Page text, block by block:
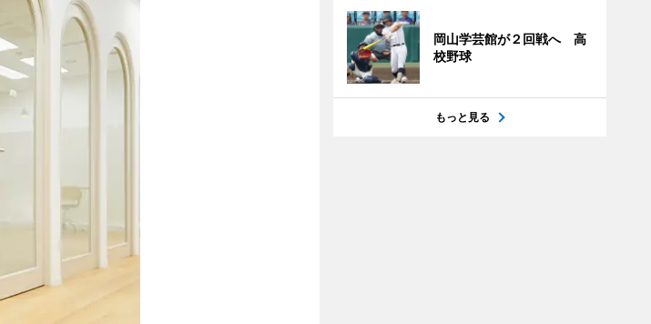
岡山学芸館が２回戦へ 高
校野球
もっと見る